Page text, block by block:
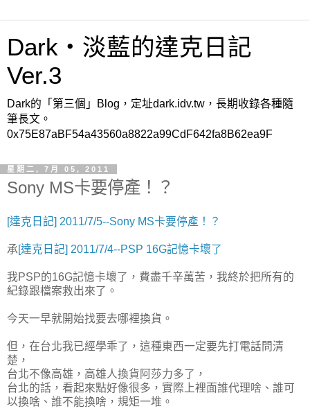
Dark‧淡藍的達克日記
Ver.3
Dark的「第三個」Blog，定址dark.idv.tw，長期收錄各種隨
筆長文。
0x75E87aBF54a43560a8822a99CdF642fa8B62ea9F
星期二, 7月 05, 2011
Sony MS卡要停產！？
[達克日記] 2011/7/5--Sony MS卡要停產！？
承[達克日記] 2011/7/4--PSP 16G記憶卡壞了
我PSP的16G記憶卡壞了，費盡千辛萬苦，我終於把所有的
紀錄跟檔案救出來了。
今天一早就開始找要去哪裡換貨。
但，在台北我已經學乖了，這種東西一定要先打電話問清
楚，
台北不像高雄，高雄人換貨阿莎力多了，
台北的話，看起來點好像很多，實際上裡面誰代理啥、誰可
以換啥、誰不能換啥，規矩一堆。